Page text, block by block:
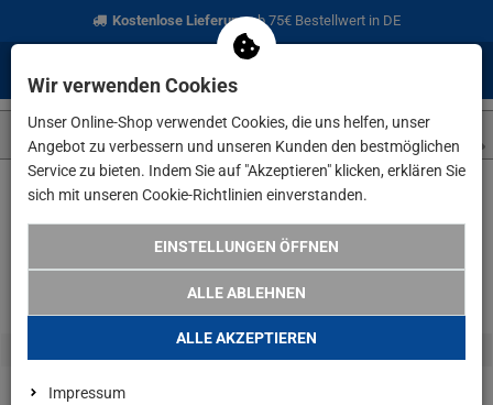
Kostenlose Lieferungab 75€ Bestellwert in DE
Wir verwenden Cookies
Unser Online-Shop verwendet Cookies, die uns helfen, unser
Angebot zu verbessern und unseren Kunden den bestmöglichen
Service zu bieten. Indem Sie auf "Akzeptieren" klicken, erklären Sie
sich mit unseren Cookie-Richtlinien einverstanden.
EINSTELLUNGEN ÖFFNEN
ALLE ABLEHNEN
ALLE AKZEPTIEREN
Impressum